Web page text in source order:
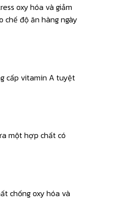
oxy hóa và giảm
độ ăn hàng ngày
cấp vitamin A tuyệt
một hợp chất có
chống oxy hóa và